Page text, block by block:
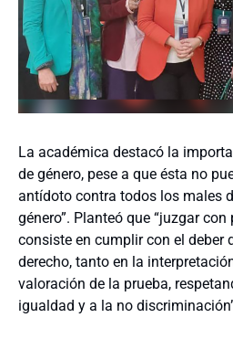
La académica destacó la
de género, pese a que ésta no
antídoto contra todos los males
género”. Planteó que “juzgar
consiste en cumplir con el deber
derecho, tanto en la
valoración de la prueba,
igualdad y a la no